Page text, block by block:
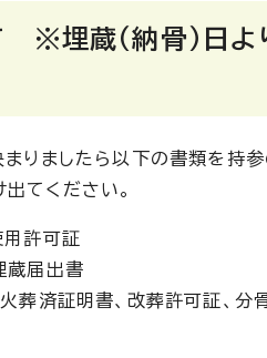
※埋蔵（納骨）日よ
まりましたら以下の書類を
てください。
用許可証
蔵届出書
火葬済証明書、改葬許可証、